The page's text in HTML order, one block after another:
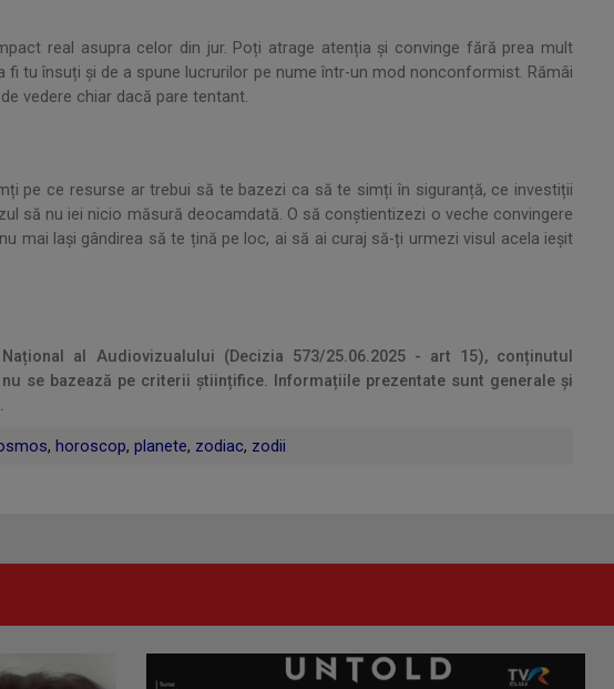
real asupra celor din jur. Poți atrage atenția și convinge fără prea mult
tu însuți și de a spune lucrurilor pe nume într-un mod nonconformist. Rămâi
vedere chiar dacă pare tentant.
pe ce resurse ar trebui să te bazezi ca să te simți în siguranță, ce investiții
să nu iei nicio măsură deocamdată. O să conștientizezi o veche convingere
mai lași gândirea să te țină pe loc, ai să ai curaj să-ți urmezi visul acela ieșit
al Audiovizualului (Decizia 573/25.06.2025 - art 15), conținutul
se bazează pe criterii științifice. Informațiile prezentate sunt generale și
, horoscop, planete, zodiac, zodii